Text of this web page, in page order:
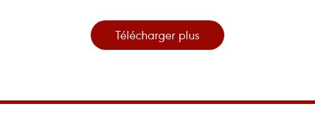
Télécharger plus